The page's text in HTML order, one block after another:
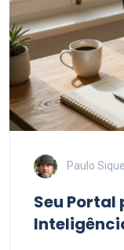
Paulo
Seu Portal